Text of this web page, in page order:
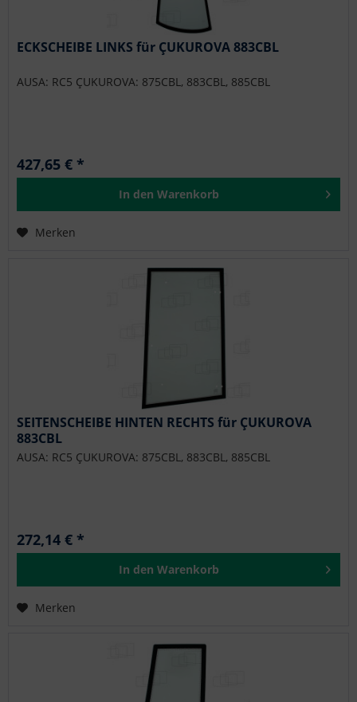
ECKSCHEIBE LINKS für ÇUKUROVA 883CBL
AUSA: RC5 ÇUKUROVA: 875CBL, 883CBL, 885CBL
427,65 € *
In den Warenkorb
Merken
SEITENSCHEIBE HINTEN RECHTS für ÇUKUROVA
883CBL
AUSA: RC5 ÇUKUROVA: 875CBL, 883CBL, 885CBL
272,14 € *
In den Warenkorb
Merken